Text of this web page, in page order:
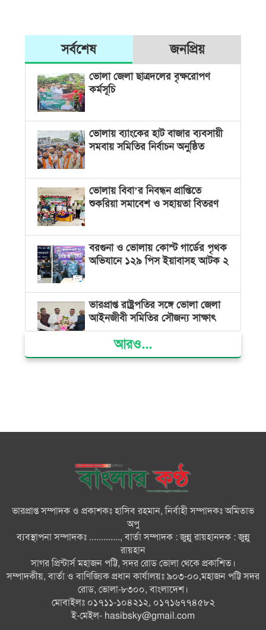
সর্বশেষ জনপ্রিয়
ভোলা জেলা ছাত্রদলের বৃক্ষরোপণ
কর্মসূচি
ভোলায় ব্যাংকের হাট বাজার ব্যবসায়ী
সমবায় সমিতির নির্বাচন অনুষ্ঠিত
ভোলায় বিবা’র নিবন্ধন প্রাপ্তিতে
শুকরিয়া সমাবেশ ও সহায়তা বিতরণ
বরগুনা ও ভোলায় কোস্ট গার্ডের পৃথক
অভিযানে ১২৯ পিস ইয়াবাসহ আটক ২
ভারপ্রাপ্ত রাষ্ট্রপতির সঙ্গে ভোলা জেলা
আইনজীবী সমিতির সৌজন্য সাক্ষাৎ
দৌলতখানে জমি বিরোধে পরিবারকে
বিষ দিয়ে মাছ ধরায় ৩ জেলে আটক
তজুমদ্দিনে চর মোজাম্মেলে চাঁদাবাজি
ও রাজনৈতিক চক্রান্তের অপচেষ্টার
বিরুদ্ধে সংবাদ সম্মেলন
সবার সম্মিলিত প্রচেষ্টায় সুন্দর
বাংলাদেশ গড়তে চাই: প্রধানমন্ত্রী
চিকিৎসক সমাজের পেশাগত
উৎকর্ষতার উজ্জ্বল দৃষ্টান্ত ড্যাব: ডা.
জুবাইদা
আরও...
ভারপ্রাপ্ত সম্পাদক ও প্রকাশকঃ হাসিব রহমান, নির্বাহী সম্পাদকঃ অমিতাভ
অপু
ব্যবস্থাপনা সম্পাদকঃ ............., বার্তা সম্পাদক : জুন্নু রায়হানদক : জুন্নু
রায়হান
সাগর প্রিন্টার্স মহাজন পট্টি, সদর রোড ভোলা থেকে প্রকাশিত।
সম্পাদকীয়, বার্তা ও বাণিজ্যিক প্রধান কার্যালয়ঃ ৯০৩-০০,মহাজন পট্টি সদর
রোড, ভোলা-৮৩০০, বাংলাদেশ।
মোবাইলঃ ০১৭১১-১০৪২১২, ০১৭১৬৭৭৪৫৮২
ই-মেইল- hasibsky@gmail.com